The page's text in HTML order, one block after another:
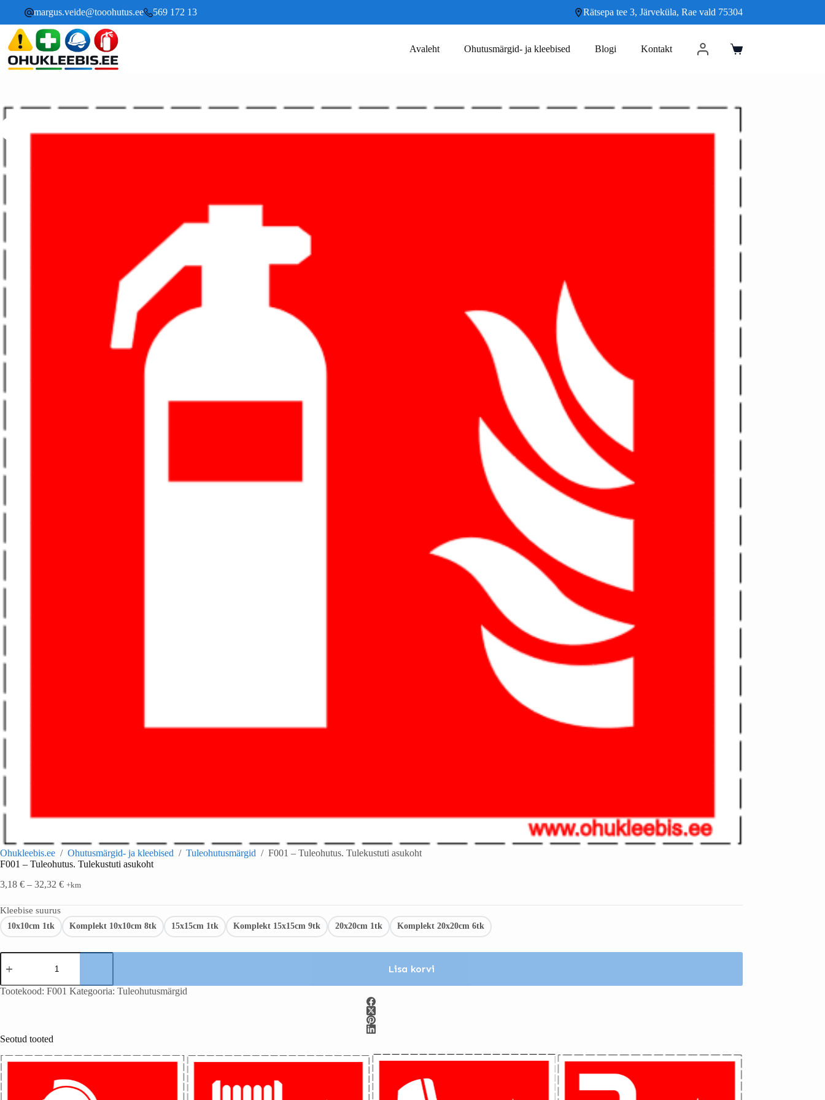
margus.veide@tooohutus.ee 569 172 13 Rätsepa tee 3, Järveküla, Rae vald 75304
Avaleht Ohutusmärgid- ja kleebised Blogi Kontakt
Ohukleebis.ee / Ohutusmärgid- ja kleebised / Tuleohutusmärgid / F001 – Tuleohutus. Tulekustuti asukoht
F001 – Tuleohutus. Tulekustuti asukoht
3,18 € – 32,32 € +km
Kleebise suurus
10x10cm 1tk Komplekt 10x10cm 8tk 15x15cm 1tk Komplekt 15x15cm 9tk 20x20cm 1tk Komplekt 20x20cm 6tk
Lisa korvi
Tootekood: F001 Kategooria: Tuleohutusmärgid
Seotud tooted